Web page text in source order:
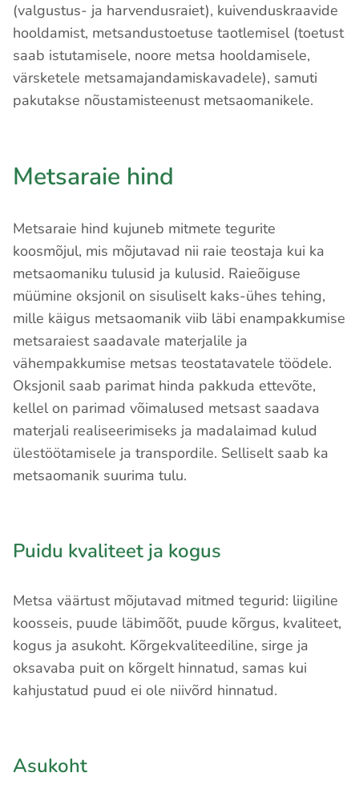
(valgustus- ja harvendusraiet), kuivenduskraavide
hooldamist, metsandustoetuse taotlemisel (toetust
saab istutamisele, noore metsa hooldamisele,
värsketele metsamajandamiskavadele), samuti
pakutakse nõustamisteenust metsaomanikele.
Metsaraie hind
Metsaraie hind kujuneb mitmete tegurite
koosmõjul, mis mõjutavad nii raie teostaja kui ka
metsaomaniku tulusid ja kulusid. Raieõiguse
müümine oksjonil on sisuliselt kaks-ühes tehing,
mille käigus metsaomanik viib läbi enampakkumise
metsaraiest saadavale materjalile ja
vähempakkumise metsas teostatavatele töödele.
Oksjonil saab parimat hinda pakkuda ettevõte,
kellel on parimad võimalused metsast saadava
materjali realiseerimiseks ja madalaimad kulud
ülestöötamisele ja transpordile. Selliselt saab ka
metsaomanik suurima tulu.
Puidu kvaliteet ja kogus
Metsa väärtust mõjutavad mitmed tegurid: liigiline
koosseis, puude läbimõõt, puude kõrgus, kvaliteet,
kogus ja asukoht. Kõrgekvaliteediline, sirge ja
oksavaba puit on kõrgelt hinnatud, samas kui
kahjustatud puud ei ole niivõrd hinnatud.
Asukoht